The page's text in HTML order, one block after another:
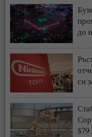
до
си
$79